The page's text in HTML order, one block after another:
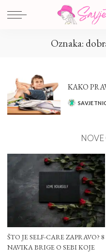
Oznaka:
KAKO
POSTED
NOVE
ŠTO JE SELF-CARE ZAPRAVO? 8
NAVIKA BRIGE O SEBI KOJE